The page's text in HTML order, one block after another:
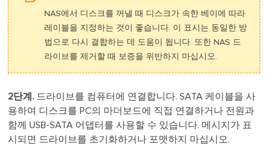
NAS에서 디스크를 꺼낼 때 디스크가 속한 베이에 따라
레이블을 지정하는 것이 좋습니다. 이 표시는 동일한 방
법으로 다시 결합하는 데 도움이 됩니다. 또한 NAS 드
라이브를 제거할 때 보증을 위반하지 마십시오.
2단계. 드라이브를 컴퓨터에 연결합니다. SATA 케이블을 사
용하여 디스크를 PC의 마더보드에 직접 연결하거나 전원과
함께 USB-SATA 어댑터를 사용할 수 있습니다. 메시지가 표
시되면 드라이브를 초기화하거나 포맷하지 마십시오.